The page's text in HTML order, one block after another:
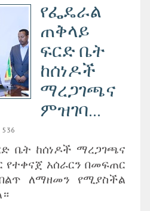
የፌዴራል
ጠቅላይ
ፍርድ ቤት
ከሰነዶች
ማረጋገጫና
ምዝገባ...
536
ቤት ከሰነዶች ማረጋገጫና
የተቀናጀ አሰራርን በመፍጠር
ለማዘመን የሚያስችል